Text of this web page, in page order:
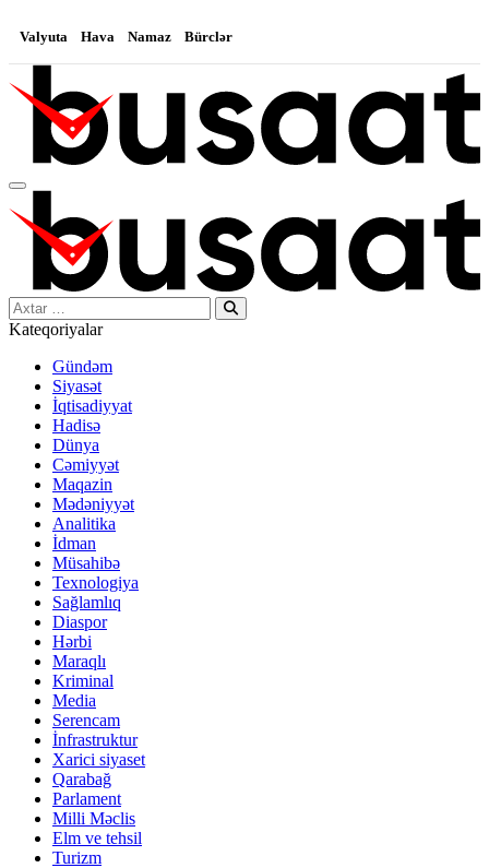
Valyuta Hava Namaz Bürclər
Search…
Kateqoriyalar
Gündəm
Siyasət
İqtisadiyyat
Hadisə
Dünya
Cəmiyyət
Maqazin
Mədəniyyət
Analitika
İdman
Müsahibə
Texnologiya
Sağlamlıq
Diaspor
Hərbi
Maraqlı
Kriminal
Media
Serencam
İnfrastruktur
Xarici siyaset
Qarabağ
Parlament
Milli Məclis
Elm ve tehsil
Turizm